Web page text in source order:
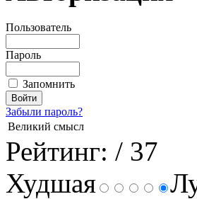
Пользователь
Пароль
Запомнить
Забыли пароль?
Великий смысл
Рейтинг: / 37
Худшая